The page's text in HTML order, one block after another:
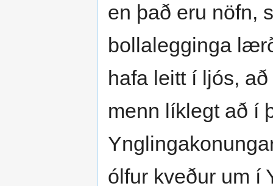
en það eru nöfn,
bollalegginga
hafa leitt í ljós,
menn líklegt að í
ólfur kveður um í